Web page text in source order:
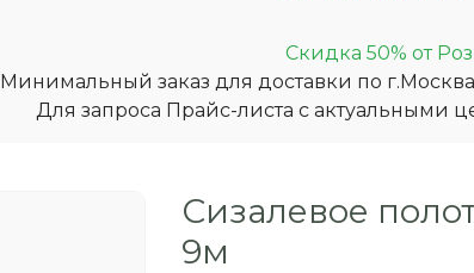
Скидка 50% от
Минимальный заказ для доставки по
Для запроса Прайс-листа с актуальными
Сизалевое
9м